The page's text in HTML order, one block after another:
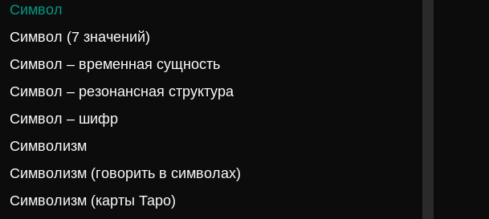
Символ
Символ (7 значений)
Символ – временная сущность
Символ – резонансная структура
Символ – шифр
Символизм
Символизм (говорить в символах)
Символизм (карты Таро)